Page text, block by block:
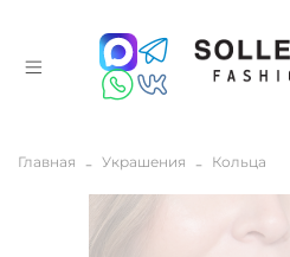
Главная Украшения Кольца